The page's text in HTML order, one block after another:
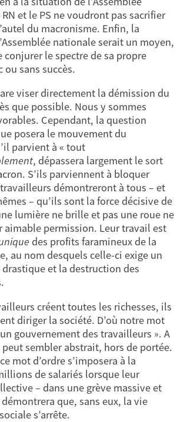
et le PS ne voudront pas sacrifier
du macronisme. Enfin, la
nationale serait un moyen,
conjurer le spectre de sa propre
ou sans succès.
viser directement la démission du
que possible. Nous y sommes
Cependant, la question
posera le mouvement du
parvient à « tout
, dépassera largement le sort
S’ils parviennent à bloquer
démontreront à tous – et
– qu’ils sont la force décisive de
lumière ne brille et pas une roue ne
aimable permission. Leur travail est
des profits faramineux de la
au nom desquels celle-ci exige un
drastique et la destruction des
créent toutes les richesses, ils
diriger la société. D’où notre mot
gouvernement des travailleurs ». A
sembler abstrait, hors de portée.
mot d’ordre s’imposera à la
de salariés lorsque leur
– dans une grève massive et
que, sans eux, la vie
s’arrête.